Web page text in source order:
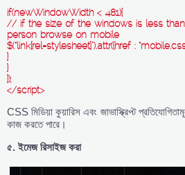
if(newWindowWidth < 481){
// if the size of the windows is less than
person browse on mobile
$(“link[rel=stylesheet]”).attr({href :
}
}
});
</script>
CSS মিডিয়া কুয়ারিস এবং জাভাস্ক্রিপ্ট
কাজ করতে পারে।
৫.ইমেজরিসাইজকরা